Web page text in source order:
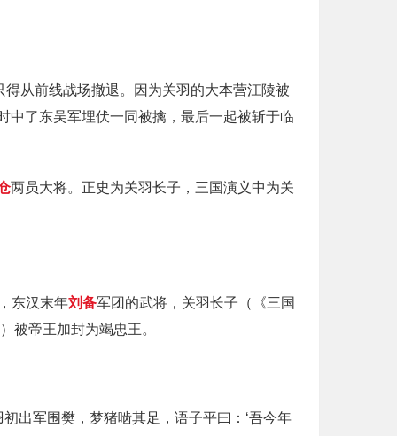
从前线战场撤退。因为关羽的大本营江陵被
中了东吴军埋伏一同被擒，最后一起被斩于临
两员大将。正史为关羽长子，三国演义中为关
东汉末年刘备军团的武将，关羽长子（《三国
被帝王加封为竭忠王。
初出军围樊，梦猪啮其足，语子平曰：‘吾今年